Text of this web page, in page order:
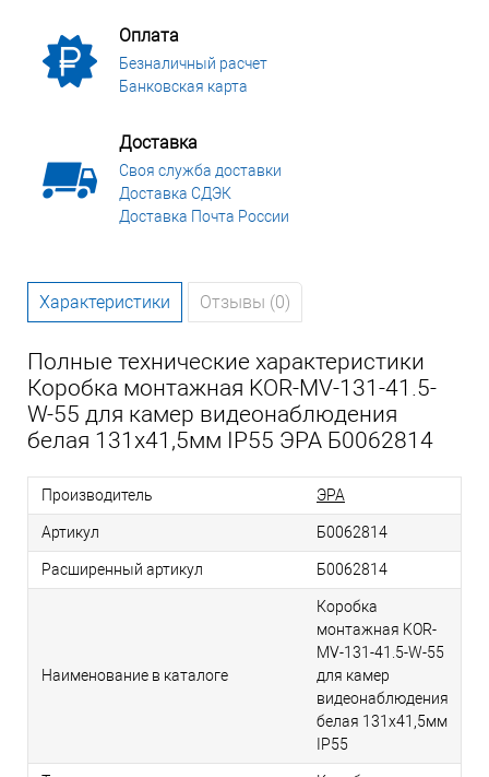
Оплата
Безналичный расчет
Банковская карта
Доставка
Своя служба доставки
Доставка СДЭК
Доставка Почта России
Характеристики Отзывы (0)
Полные технические характеристики
Коробка монтажная KOR-MV-131-41.5-
W-55 для камер видеонаблюдения
белая 131х41,5мм IP55 ЭРА Б0062814
Производитель ЭРА
Артикул Б0062814
Расширенный артикул Б0062814
Наименование в каталоге
Коробка
монтажная KOR-
MV-131-41.5-W-55
для камер
видеонаблюдения
белая 131х41,5мм
IP55